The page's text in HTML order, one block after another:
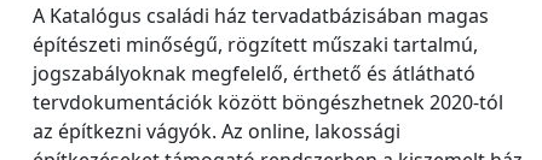
A Katalógus családi ház tervadatbázisában magas
építészeti minőségű, rögzített műszaki tartalmú,
jogszabályoknak megfelelő, érthető és átlátható
tervdokumentációk között böngészhetnek 2020-tól
az építkezni vágyók. Az online, lakossági